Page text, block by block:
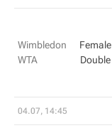
Wimbledon
WTA
Female
Double
04.07, 14:45